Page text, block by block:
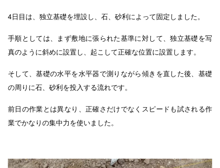
4日目は、独立基礎を埋設し、石、砂利によって固定しました。
手順としては、まず敷地に張られた基準に対して、独立基礎を写
真のように斜めに設置し、起こして正確な位置に設置します。
そして、基礎の水平を水平器で測りながら傾きを直した後、基礎
の周りに石、砂利を投入する流れです。
前日の作業とは異なり、正確さだけでなくスピードも試される作
業でかなりの集中力を使いました。